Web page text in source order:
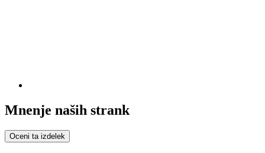
Mnenje naših strank
Oceni ta izdelek